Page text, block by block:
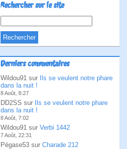
Rechercher sur le site
Derniers commentaires
Wildou91 sur
Ils se veulent notre phare
dans la nuit !
8 Août, 8:27
DD2SS sur
Ils se veulent notre phare
dans la nuit !
8 Août, 7:02
Wildou91 sur Verbi 1442
7 Août, 22:31
Pégase53 sur Charade 212